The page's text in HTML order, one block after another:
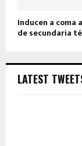
Inducen a coma
de secundaria
LATEST